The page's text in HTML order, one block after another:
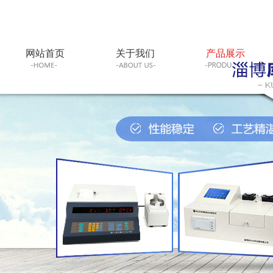
网站首页 关于我们 产品展示